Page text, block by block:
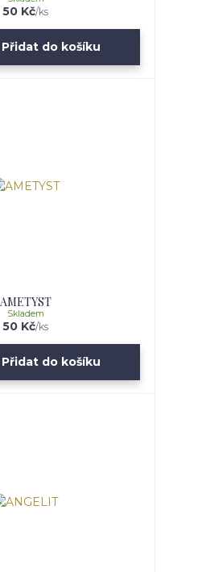
50 Kč/ks
Přidat do košíku
AMETYST
50 Kč/ks
Skladem
Přidat do košíku